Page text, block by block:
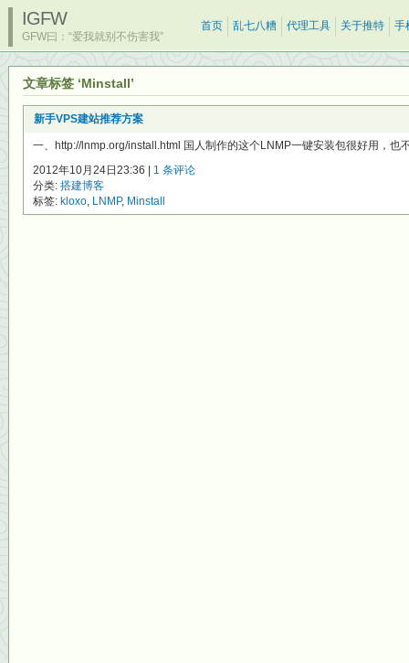
IGFW
GFW曰：“爱我就别不伤害我”
首页 乱七八糟 代理工具 关于推特 手
文章标签 ‘Minstall’
新手VPS建站推荐方案
一、http://lnmp.org/install.html 国人制作的这个LNMP一键安装包很好用，也
2012年10月24日23:36 | 1 条评论
分类: 搭建博客
标签: kloxo, LNMP, Minstall